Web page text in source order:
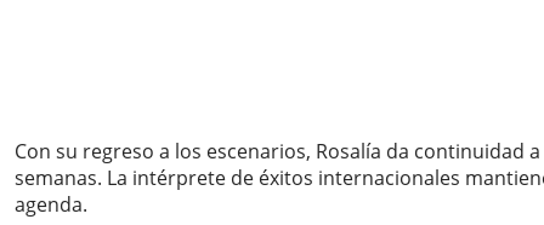
Con su regreso a los escenarios, Rosalía da continuidad
semanas. La intérprete de éxitos internacionales
agenda.